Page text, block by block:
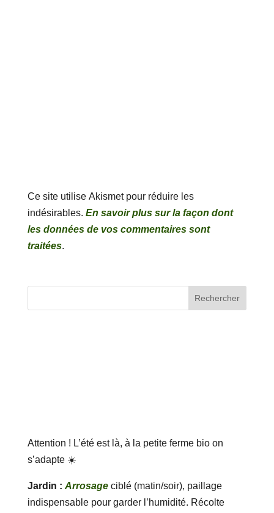
Ce site utilise Akismet pour réduire les
indésirables. En savoir plus sur la façon dont
les données de vos commentaires sont
traitées.
Attention ! L’été est là, à la petite ferme bio on
s’adapte ☀️
Jardin : Arrosageciblé (matin/soir), paillage
indispensable pour garder l’humidité. Récolte